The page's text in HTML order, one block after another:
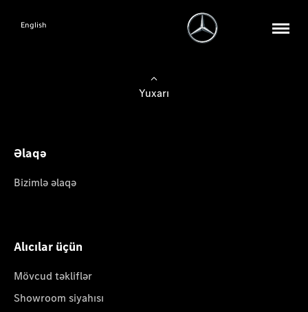
English
Yuxarı
Əlaqə
Bizimlə əlaqə
Alıcılar üçün
Mövcud təkliflər
Showroom siyahısı